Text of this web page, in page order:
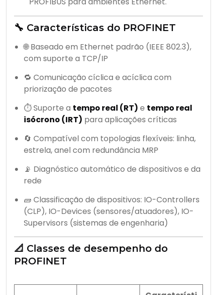
🔧 Características do PROFINET
🌐 Baseado em Ethernet padrão (IEEE 802.3),
com suporte a TCP/IP
🔁 Comunicação cíclica e acíclica com
priorização de pacotes
⏱️ Suporte a tempo real (RT) e tempo real
isócrono (IRT) para aplicações críticas
🔄 Compatível com topologias flexíveis: linha,
estrela, anel com redundância MRP
📡 Diagnóstico automático de dispositivos e da
rede
🧱 Classificação de dispositivos: IO-Controllers
(CLP), IO-Devices (sensores/atuadores), IO-
Supervisors (sistemas de engenharia)
📐 Classes de desempenho do
PROFINET